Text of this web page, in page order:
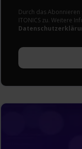
Durch das Abonnieren
ITONICS zu. Weitere